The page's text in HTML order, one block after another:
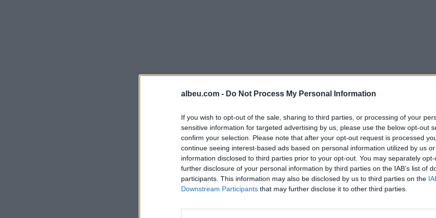
albeu.com - Do Not Process My Personal Information
If you wish to opt-out of the sale, sharing to third parties, or processing of your
sensitive information for targeted advertising by us, please use the below opt-out
confirm your selection. Please note that after your opt-out request is processed
continue seeing interest-based ads based on personal information utilized by us
information disclosed to third parties prior to your opt-out. You may separately
further disclosure of your personal information by third parties on the IAB’s list of
participants. This information may also be disclosed by us to third parties on the
Downstream Participants that may further disclose it to other third parties.